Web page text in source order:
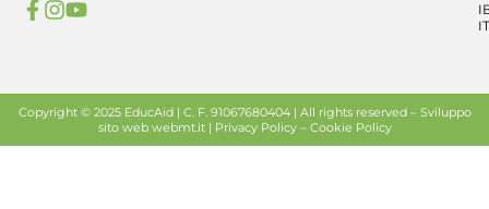
Copyright © 2025 EducAid | C. F. 91067680404 | All rights reserved – Sviluppo
sito webwebmt.it | Privacy Policy– Cookie Policy